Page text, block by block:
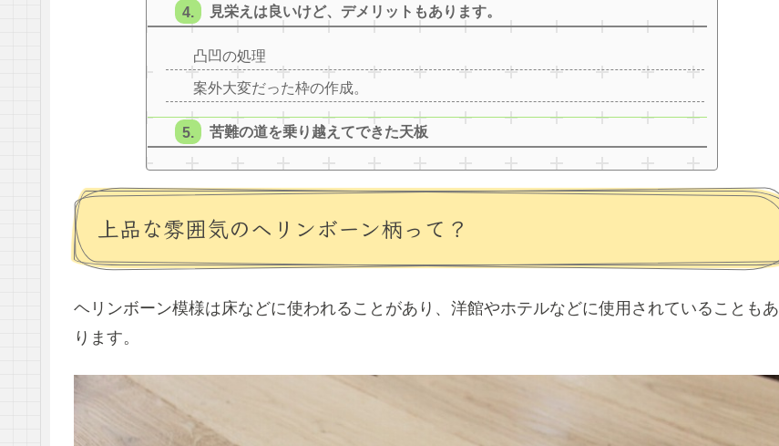
見栄えは良いけど、デメリットもあります。
凸凹の処理
案外大変だった枠の作成。
苦難の道を乗り越えてできた天板
上品な雰囲気のヘリンボーン柄って？
ヘリンボーン模様は床などに使われることがあり、洋館やホテルなどに使用されていることもあ
ります。